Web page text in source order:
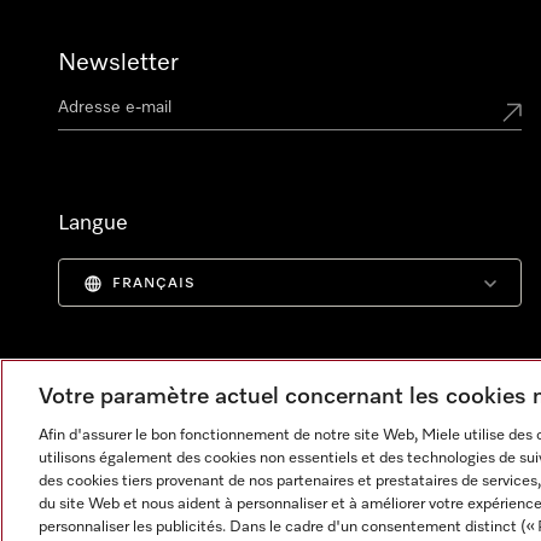
Newsletter
Langue
FRANÇAIS
Votre paramètre actuel concernant les
Afin d'assurer le bon fonctionnement de notre site Web, Miele utilise
utilisons également des cookies non essentiels et des technologies de
des cookies tiers provenant de nos partenaires et prestataires de
du site Web et nous aident à personnaliser et à améliorer votre
personnaliser les publicités. Dans le cadre d'un consentement distinct